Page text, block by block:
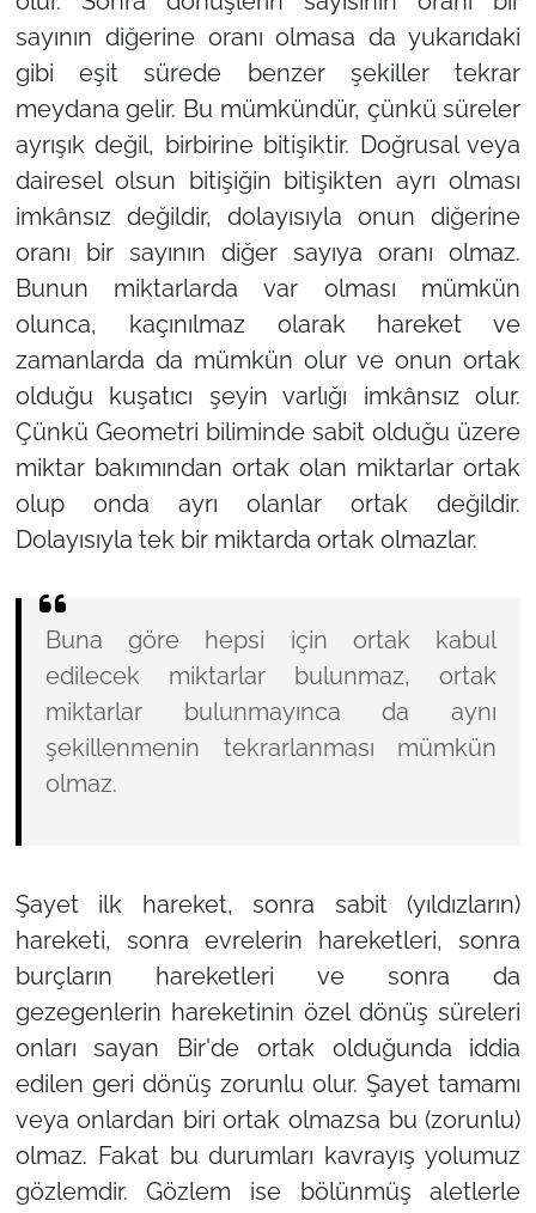
sayının diğerine oranı olmasa da yukarıdaki
gibi eşit sürede benzer şekiller tekrar
meydana gelir. Bu mümkündür, çünkü süreler
ayrışık değil, birbirine bitişiktir. Doğrusal veya
dairesel olsun bitişiğin bitişikten ayrı olması
imkânsız değildir, dolayısıyla onun diğerine
oranı bir sayının diğer sayıya oranı olmaz.
Bunun miktarlarda var olması mümkün
olunca, kaçınılmaz olarak hareket ve
zamanlarda da mümkün olur ve onun ortak
olduğu kuşatıcı şeyin varlığı imkânsız olur.
Çünkü Geometri biliminde sabit olduğu üzere
miktar bakımından ortak olan miktarlar ortak
olup onda ayrı olanlar ortak değildir.
Dolayısıyla tek bir miktarda ortak olmazlar.
Buna göre hepsi için ortak kabul
edilecek miktarlar bulunmaz, ortak
miktarlar bulunmayınca da aynı
şekillenmenin tekrarlanması mümkün
olmaz.
Şayet ilk hareket, sonra sabit (yıldızların)
hareketi, sonra evrelerin hareketleri, sonra
burçların hareketleri ve sonra da
gezegenlerin hareketinin özel dönüş süreleri
onları sayan Bir'de ortak olduğunda iddia
edilen geri dönüş zorunlu olur. Şayet tamamı
veya onlardan biri ortak olmazsa bu (zorunlu)
olmaz. Fakat bu durumları kavrayış yolumuz
gözlemdir. Gözlem ise bölünmüş aletlerle